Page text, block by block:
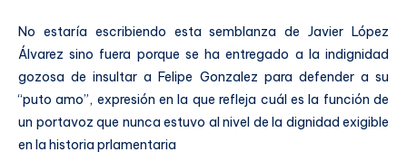
No estaría escribiendo esta semblanza de Javier López
Álvarez sino fuera porque se ha entregado a la indignidad
gozosa de insultar a Felipe Gonzalez para defender a su
“puto amo”, expresión en la que refleja cuál es la función de
un portavoz que nunca estuvo al nivel de la dignidad exigible
en la historia prlamentaria